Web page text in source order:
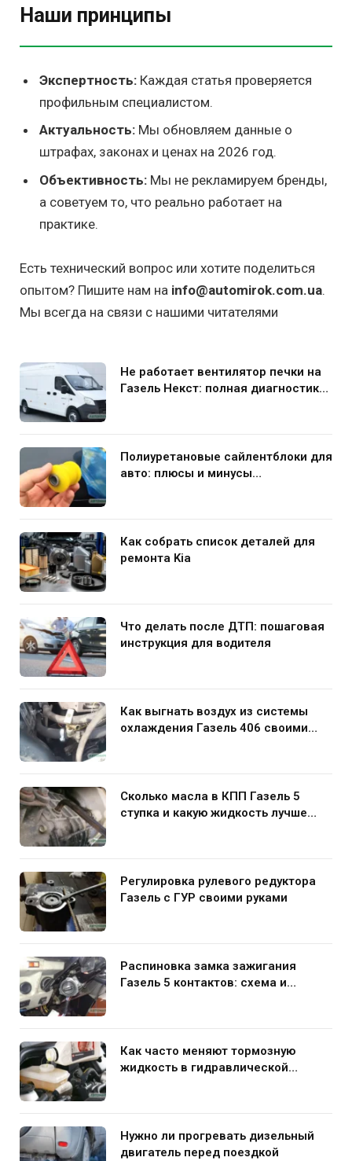
Наши принципы
Экспертность: Каждая статья проверяется
профильным специалистом.
Актуальность: Мы обновляем данные о
штрафах, законах и ценах на 2026 год.
Объективность: Мы не рекламируем бренды,
а советуем то, что реально работает на
практике.
Есть технический вопрос или хотите поделиться
опытом? Пишите нам на info@automirok.com.ua.
Мы всегда на связи с нашими читателями
Не работает вентилятор печки на
Газель Некст: полная диагностика
Полиуретановые сайлентблоки для
авто: плюсы и минусы
Как собрать список деталей для
ремонта Kia
Что делать после ДТП: пошаговая
инструкция для водителя
Как выгнать воздух из системы
охлаждения Газель 406 своими
Сколько масла в КПП Газель 5
ступка и какую жидкость лучше
Регулировка рулевого редуктора
Газель с ГУР своими руками
Распиновка замка зажигания
Газель 5 контактов: схема и
Как часто меняют тормозную
жидкость в гидравлической
Нужно ли прогревать дизельный
двигатель перед поездкой